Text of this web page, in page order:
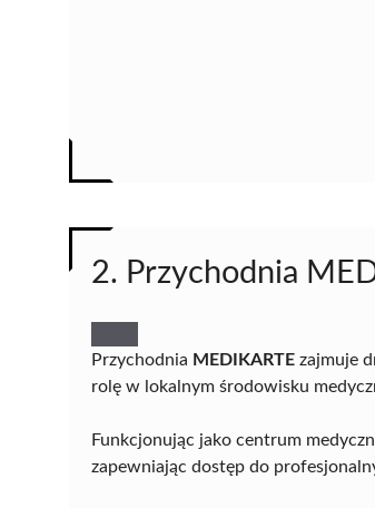
2. Przychodnia
Przychodnia MEDIKARTE zajmuje
rolę w lokalnym środowisku
Funkcjonując jako centrum
zapewniając dostęp do